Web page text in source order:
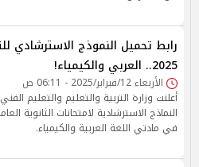
رابط تحميل النموذج الاسترشادي
2025.. العربي والكيمياء!
الأربعاء 12/فبراير/2025 - 06:11 ص
أعلنت وزارة التربية والتعليم والتعليم
في مادتي اللغة العربية والكيمياء.